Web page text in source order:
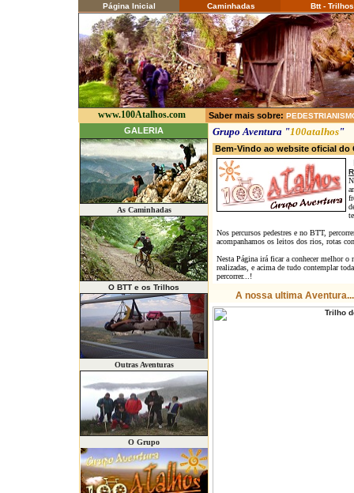
Página Inicial Caminhadas Btt - Trilhos
www.100Atalhos.com Saber mais sobre:
GALERIA
As Caminhadas
O BTT e os Trilhos
Outras Aventuras
O Grupo
Grupo Aventura "100atalhos"
Bem-Vindo ao website oficial do
Nos percursos pedestres e no BTT,
acompanhamos os leitos dos rios, rotas
Nesta Página irá ficar a conhecer melhor
realizadas, e acima de tudo contemplar
percorrer...!
A nossa ultima Aventura...